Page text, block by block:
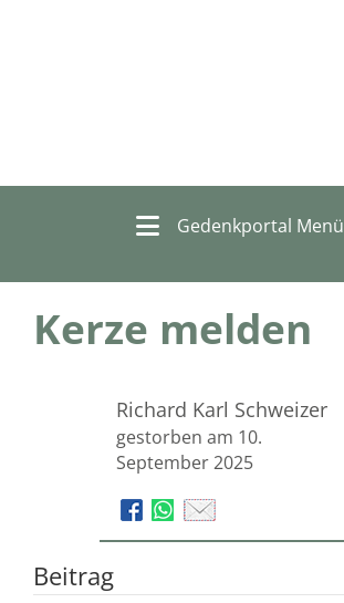
Gedenkportal Menü
Kerze melden
Richard Karl Schweizer
gestorben am 10.
September 2025
Beitrag